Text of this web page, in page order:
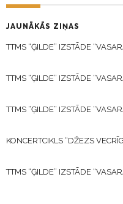
JAUNĀKĀS ZIŅAS
TTMS “ĢILDE” IZSTĀDE
TTMS “ĢILDE” IZSTĀDE
TTMS “ĢILDE” IZSTĀDE
KONCERTCIKLS “DŽEZS
TTMS “ĢILDE” IZSTĀDE